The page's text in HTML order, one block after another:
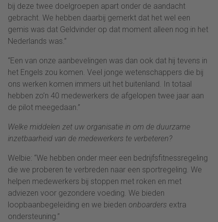
bij deze twee doelgroepen apart onder de aandacht
gebracht. We hebben daarbij gemerkt dat het wel een
gemis was dat Geldvinder op dat moment alleen nog in het
Nederlands was.”
“Een van onze aanbevelingen was dan ook dat hij tevens in
het Engels zou komen. Veel jonge wetenschappers die bij
ons werken komen immers uit het buitenland. In totaal
hebben zo’n 40 medewerkers de afgelopen twee jaar aan
de pilot meegedaan.”
Welke middelen zet uw organisatie in om de duurzame
inzetbaarheid van de medewerkers te verbeteren?
Welbie: “We hebben onder meer een bedrijfsfitnessregeling
die we proberen te verbreden naar een sportregeling. We
helpen medewerkers bij stoppen met roken en met
adviezen voor gezondere voeding. We bieden
loopbaanbegeleiding en we bieden onboarders extra
ondersteuning.”